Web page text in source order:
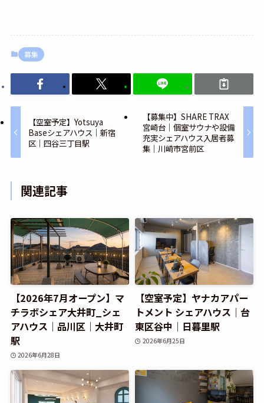
募集
【空室予定】Yotsuya
Baseシェアハウス｜新宿
区｜四谷三丁目駅
【募集中】SHARE TRAX
宮崎台｜個室サウナや設備
充実シェアハウス入居者募
集｜川崎市宮前区
関連記事
【2026年7月オープン】マ
チラボシェア大井町_シェ
アハウス｜品川区｜大井町
駅
2026年6月28日
【空室予定】ヤナカアパー
トメント シェアハウス｜台
東区谷中｜日暮里駅
2026年6月25日